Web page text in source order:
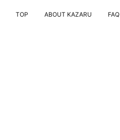
TOP ABOUT KAZARU FAQ